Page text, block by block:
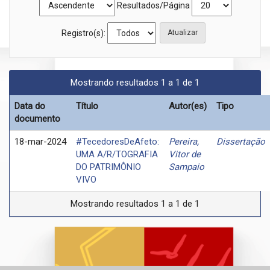
Resultados/Página
Registro(s):
Mostrando resultados 1 a 1 de 1
Data do
documento
Título Autor(es) Tipo
18-mar-2024
#TecedoresDeAfeto:
UMA A/R/TOGRAFIA
DO PATRIMÔNIO
VIVO
Pereira,
Vitor de
Sampaio
Dissertação
Mostrando resultados 1 a 1 de 1